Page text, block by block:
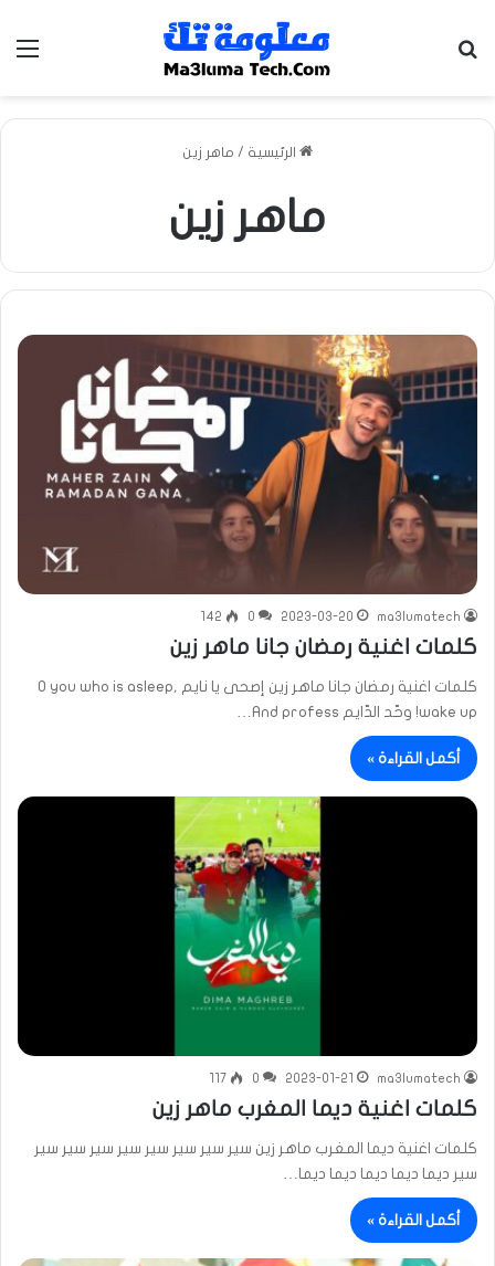
الرئيسية / ماهر زين
ماهر زين
ma3lumatech
2023-03-20
0
142
كلمات اغنية رمضان جانا ماهر زين
كلمات اغنية رمضان جانا ماهر زين إصحى يا نايم O you who is asleep,
wake up! وحّد الدّايم And profess…
أكمل القراءة »
ma3lumatech
2023-01-21
0
117
كلمات اغنية ديما المغرب ماهر زين
كلمات اغنية ديما المغرب ماهر زين سير سير سير سير سير سير سير سير
سير ديما ديما ديما ديما ديما…
أكمل القراءة »